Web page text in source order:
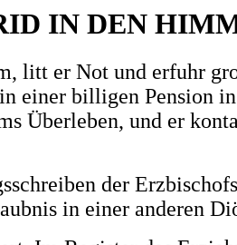
IN DEN
litt er Not und erfuhr
einer billigen Pension
Überleben, und er
der
in einer anderen